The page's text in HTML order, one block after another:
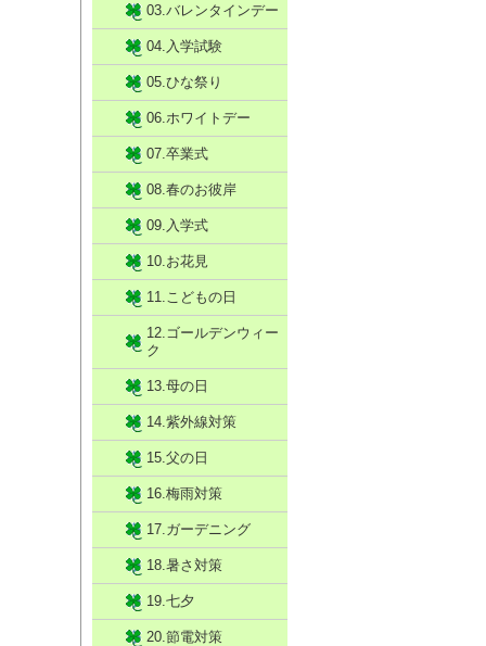
03.バレンタインデー
04.入学試験
05.ひな祭り
06.ホワイトデー
07.卒業式
08.春のお彼岸
09.入学式
10.お花見
11.こどもの日
12.ゴールデンウィー
ク
13.母の日
14.紫外線対策
15.父の日
16.梅雨対策
17.ガーデニング
18.暑さ対策
19.七夕
20.節電対策